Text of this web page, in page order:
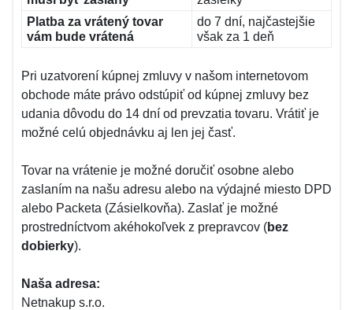
Platba za vrátený tovar
vám bude vrátená
do 7 dní, najčastejšie
však za 1 deň
Pri uzatvorení kúpnej zmluvy v našom internetovom
obchode máte právo odstúpiť od kúpnej zmluvy bez
udania dôvodu do 14 dní od prevzatia tovaru. Vrátiť je
možné celú objednávku aj len jej časť.
Tovar na vrátenie je možné doručiť osobne alebo
zaslaním na našu adresu alebo na výdajné miesto DPD
alebo Packeta (Zásielkovňa). Zaslať je možné
prostredníctvom akéhokoľvek z prepravcov (bez
dobierky).
Naša adresa:
Netnakup s.r.o.